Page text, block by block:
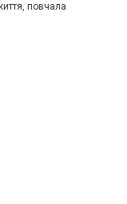
повчала